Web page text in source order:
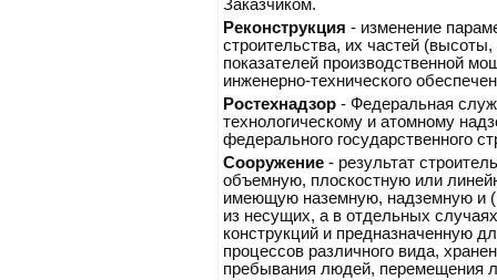
Заказчиком.
Реконструкция - изменение
строительства, их частей
показателей производственной
инженерно-технического
Ростехнадзор - Федеральная
технологическому и атомному
федерального государственного
Сооружение - результат
объемную, плоскостную или
имеющую наземную, надземную и
из несущих, а в отдельных
конструкций и предназначенную
процессов различного вида,
пребывания людей, перемещения